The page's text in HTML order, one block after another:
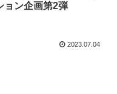
ョン企画第2弾
2023.07.04